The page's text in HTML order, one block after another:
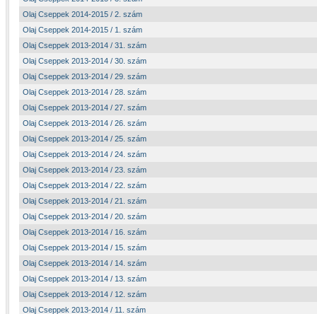
Olaj Cseppek 2014-2015 / 2. szám
Olaj Cseppek 2014-2015 / 1. szám
Olaj Cseppek 2013-2014 / 31. szám
Olaj Cseppek 2013-2014 / 30. szám
Olaj Cseppek 2013-2014 / 29. szám
Olaj Cseppek 2013-2014 / 28. szám
Olaj Cseppek 2013-2014 / 27. szám
Olaj Cseppek 2013-2014 / 26. szám
Olaj Cseppek 2013-2014 / 25. szám
Olaj Cseppek 2013-2014 / 24. szám
Olaj Cseppek 2013-2014 / 23. szám
Olaj Cseppek 2013-2014 / 22. szám
Olaj Cseppek 2013-2014 / 21. szám
Olaj Cseppek 2013-2014 / 20. szám
Olaj Cseppek 2013-2014 / 16. szám
Olaj Cseppek 2013-2014 / 15. szám
Olaj Cseppek 2013-2014 / 14. szám
Olaj Cseppek 2013-2014 / 13. szám
Olaj Cseppek 2013-2014 / 12. szám
Olaj Cseppek 2013-2014 / 11. szám